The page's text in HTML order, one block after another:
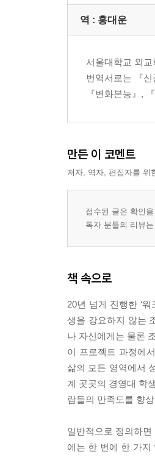
모든 대화에는 준비
소통의 두려움을 이겨
열린 태도로 신뢰를
마음을 열고 대화에
아이디어를 떠올리는
일곱 번째 강의. 사
작은 것부터 차근차
자발적 참여를 이끄
폭발적인 네트워크의
신뢰받는 블루칩이
변화를 이끌어 내는
신뢰와 평판이 성공
여덟 번째 강의. 성장
되짚어 보기: 나의 목
되짚어 보기: 네 가지
새로운 출발선에 서다
역 : 홍대운
서울대학교 외
번역서로는 『
『변화본능』,
만든 이 코멘트
저자, 역자, 편집자를 위
접수된 글은 확인
독자 분들의 리뷰
책 속으로
20년 넘게 진행한 ‘
생을 강요하지 않는
나 자신에게는 물론
이 프로젝트 과정에
삶의 모든 영역에서
계 곳곳의 경영대 학
람들의 만족도를 향
일반적으로 정의하
에는 한 번에 한 가지